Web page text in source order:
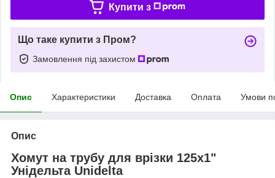
Купити з
Що таке купити з Пром?
Замовлення під захистом
Опис Характеристики Доставка Оплата Умови
Опис
Хомут на трубу для врізки 125х1"
Унідельта Unidelta